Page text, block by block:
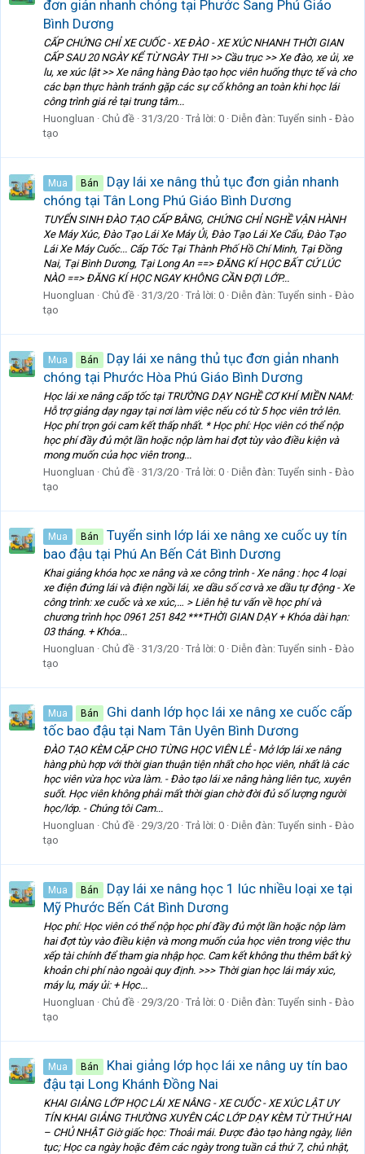
đơn giản nhanh chóng tại Phước Sang Phú Giáo
Bình Dương
CẤP CHỨNG CHỈ XE CUỐC - XE ĐÀO - XE XÚC NHANH THỜI GIAN
CẤP SAU 20 NGÀY KỂ TỪ NGÀY THI >> Cầu trục >> Xe đào, xe ủi, xe
lu, xe xúc lật >> Xe nâng hàng Đào tạo học viên huống thực tế và cho
các bạn thực hành tránh gặp các sự cố không an toàn khi học lái
công trình giá rẻ tại trung tâm...
Huongluan
Chủ đề 31/3/20 Trả lời: 0 Diễn đàn: Tuyển sinh - Đào
tạo
Mua Bán
Dạy lái xe nâng thủ tục đơn giản nhanh
chóng tại Tân Long Phú Giáo Bình Dương
TUYỂN SINH ĐÀO TẠO CẤP BẰNG, CHỨNG CHỈ NGHỀ VẬN HÀNH
Xe Máy Xúc, Đào Tạo Lái Xe Máy Ủi, Đào Tạo Lái Xe Cẩu, Đào Tạo
Lái Xe Máy Cuốc... Cấp Tốc Tại Thành Phố Hồ Chí Minh, Tại Đồng
Nai, Tại Bình Dương, Tại Long An ==> ĐĂNG KÍ HỌC BẤT CỨ LÚC
NÀO ==> ĐĂNG KÍ HỌC NGAY KHÔNG CẦN ĐỢI LỚP...
Huongluan
Chủ đề 31/3/20 Trả lời: 0 Diễn đàn: Tuyển sinh - Đào
tạo
Mua Bán
Dạy lái xe nâng thủ tục đơn giản nhanh
chóng tại Phước Hòa Phú Giáo Bình Dương
Học lái xe nâng cấp tốc tại TRƯỜNG DẠY NGHỀ CƠ KHÍ MIỀN NAM:
Hỗ trợ giảng dạy ngay tại nơi làm việc nếu có từ 5 học viên trở lên.
Học phí trọn gói cam kết thấp nhất. * Học phí: Học viên có thể nộp
học phí đầy đủ một lần hoặc nộp làm hai đợt tùy vào điều kiện và
mong muốn của học viên trong...
Huongluan
Chủ đề 31/3/20 Trả lời: 0 Diễn đàn: Tuyển sinh - Đào
tạo
Mua Bán
Tuyển sinh lớp lái xe nâng xe cuốc uy tín
bao đậu tại Phú An Bến Cát Bình Dương
Khai giảng khóa học xe nâng và xe công trình - Xe nâng : học 4 loại
xe điện đứng lái và điện ngồi lái, xe dầu số cơ và xe dầu tự động - Xe
công trình: xe cuốc và xe xúc,… > Liên hệ tư vấn về học phí và
chương trình học 0961 251 842 ***THỜI GIAN DẠY + Khóa dài hạn:
03 tháng. + Khóa...
Huongluan
Chủ đề 31/3/20 Trả lời: 0 Diễn đàn: Tuyển sinh - Đào
tạo
Mua Bán
Ghi danh lớp học lái xe nâng xe cuốc cấp
tốc bao đậu tại Nam Tân Uyên Bình Dương
ĐÀO TẠO KÈM CẶP CHO TỪNG HỌC VIÊN LẺ - Mở lớp lái xe nâng
hàng phù hợp với thời gian thuận tiện nhất cho học viên, nhất là các
học viên vừa học vừa làm. - Đào tạo lái xe nâng hàng liên tục, xuyên
suốt. Học viên không phải mất thời gian chờ đời đủ số lượng người
học/lớp. - Chúng tôi Cam...
Huongluan
Chủ đề 29/3/20 Trả lời: 0 Diễn đàn: Tuyển sinh - Đào
tạo
Mua Bán
Dạy lái xe nâng học 1 lúc nhiều loại xe tại
Mỹ Phước Bến Cát Bình Dương
Học phí: Học viên có thể nộp học phí đầy đủ một lần hoặc nộp làm
hai đợt tùy vào điều kiện và mong muốn của học viên trong việc thu
xếp tài chính để tham gia nhập học. Cam kết không thu thêm bất kỳ
khoản chi phí nào ngoài quy định. >>> Thời gian học lái máy xúc,
máy lu, máy ủi: + Học...
Huongluan
Chủ đề 29/3/20 Trả lời: 0 Diễn đàn: Tuyển sinh - Đào
tạo
Mua Bán
Khai giảng lớp học lái xe nâng uy tín bao
đậu tại Long Khánh Đồng Nai
KHAI GIẢNG LỚP HỌC LÁI XE NÂNG - XE CUỐC - XE XÚC LẬT UY
TÍN KHAI GIẢNG THƯỜNG XUYÊN CÁC LỚP DẠY KÈM TỪ THỨ HAI
– CHỦ NHẬT Giờ giấc học: Thoải mái. Được đào tạo hàng ngày, liên
tục; Học ca ngày hoặc đêm các ngày trong tuần cả thứ 7, chủ nhật,